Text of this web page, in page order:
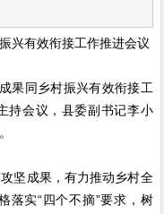
兴有效衔接工作推进会议
果同乡村振兴有效衔接工
持会议，县委副书记李小
坚成果，有力推动乡村全
落实“四个不摘”要求，树